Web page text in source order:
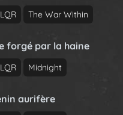
LQR The War Within
forgé par la haine
LQR Midnight
aurifère